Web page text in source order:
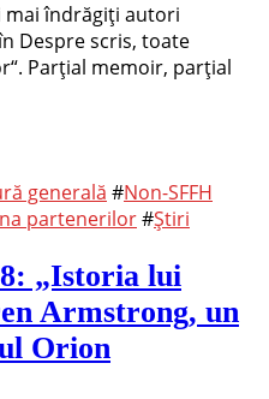
mai îndrăgiți autori
Despre scris, toate
Parțial memoir, parțial
generală #Non-SFFH
partenerilor#Știri
„Istoria lui
Armstrong, un
Orion